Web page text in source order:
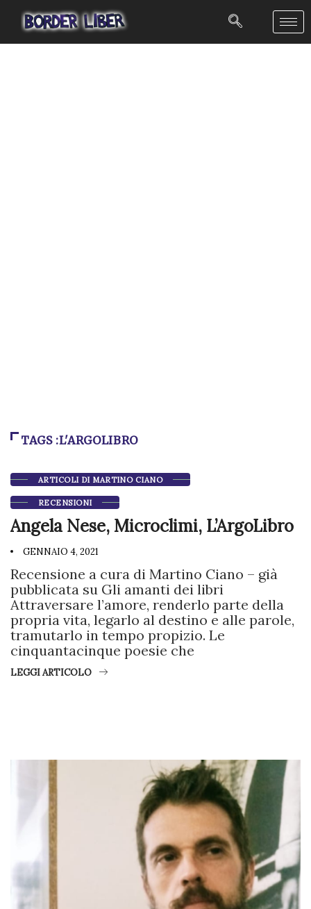
TAGS :L'ARGOLIBRO
ARTICOLI DI MARTINO CIANO
RECENSIONI
Angela Nese, Microclimi, L’ArgoLibro
GENNAIO 4, 2021
Recensione a cura di Martino Ciano – già
pubblicata su Gli amanti dei libri
Attraversare l’amore, renderlo parte della
propria vita, legarlo al destino e alle parole,
tramutarlo in tempo propizio. Le
cinquantacinque poesie che
LEGGI ARTICOLO